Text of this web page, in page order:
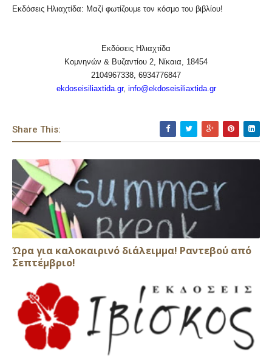
Εκδόσεις Ηλιαχτίδα: Μαζί φωτίζουμε τον κόσμο του βιβλίου!
Εκδόσεις Ηλιαχτίδα
Κομνηνών & Βυζαντίου 2, Νίκαια , 18454
2104967338, 6934776847
ekdoseisiliaxtida.gr, info@ekdoseisiliaxtida.gr
Share This:
Ώρα για καλοκαιρινό διάλειμμα! Ραντεβού από
Σεπτέμβριο!